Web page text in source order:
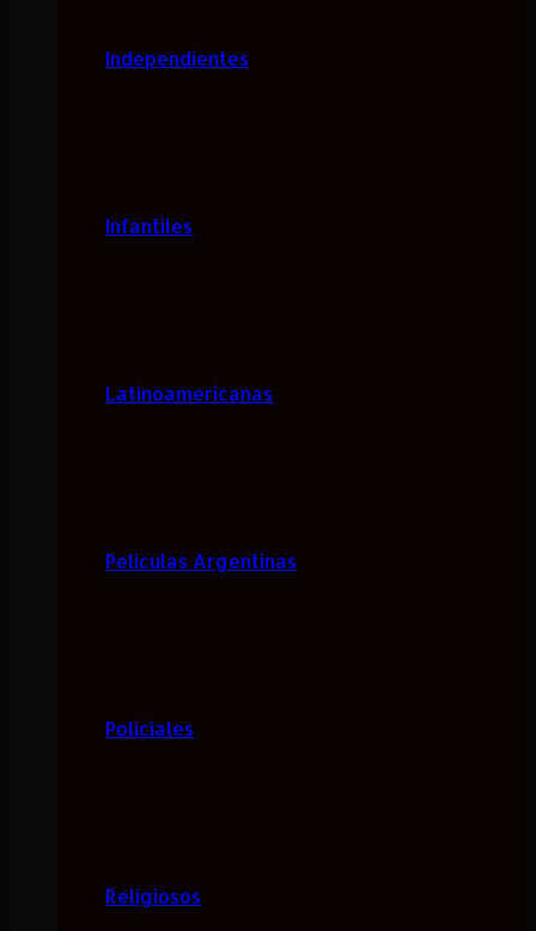
Independientes
Infantiles
Latinoamericanas
Películas Argentinas
Policiales
Religiosos